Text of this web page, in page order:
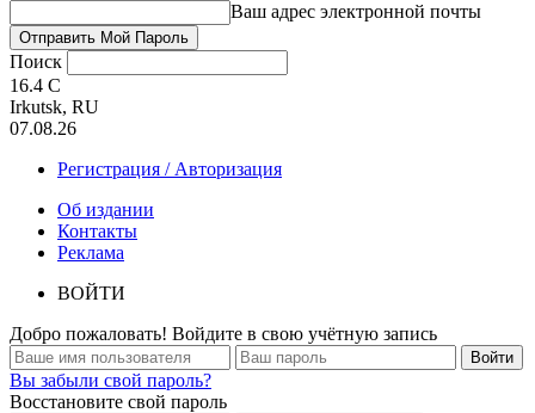
Ваш адрес электронной почты
Поиск
16.4 C
Irkutsk, RU
07.08.26
Регистрация / Авторизация
Об издании
Контакты
Реклама
ВОЙТИ
Добро пожаловать! Войдите в свою учётную запись
Вы забыли свой пароль?
Восстановите свой пароль